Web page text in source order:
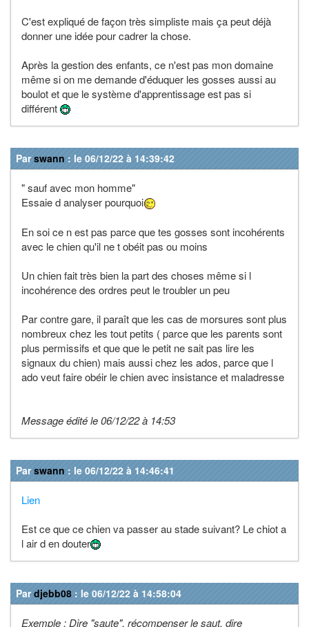
C'est expliqué de façon très simpliste mais ça peut déjà
donner une idée pour cadrer la chose.
Après la gestion des enfants, ce n'est pas mon domaine
même si on me demande d'éduquer les gosses aussi au
boulot et que le système d'apprentissage est pas si
différent
Parswann : le 06/12/22 à 14:39:42
" sauf avec mon homme"
Essaie d analyser pourquoi
En soi ce n est pas parce que tes gosses sont incohérents
avec le chien qu'il ne t obéit pas ou moins
Un chien fait très bien la part des choses même si l
incohérence des ordres peut le troubler un peu
Par contre gare, il paraît que les cas de morsures sont plus
nombreux chez les tout petits ( parce que les parents sont
plus permissifs et que que le petit ne sait pas lire les
signaux du chien) mais aussi chez les ados, parce que l
ado veut faire obéir le chien avec insistance et maladresse
Message édité le 06/12/22 à 14:53
Parswann : le 06/12/22 à 14:46:41
Lien
Est ce que ce chien va passer au stade suivant? Le chiot a
l air d en douter
Pardjebb08 : le 06/12/22 à 14:58:04
Exemple : Dire "saute", récompenser le saut, dire